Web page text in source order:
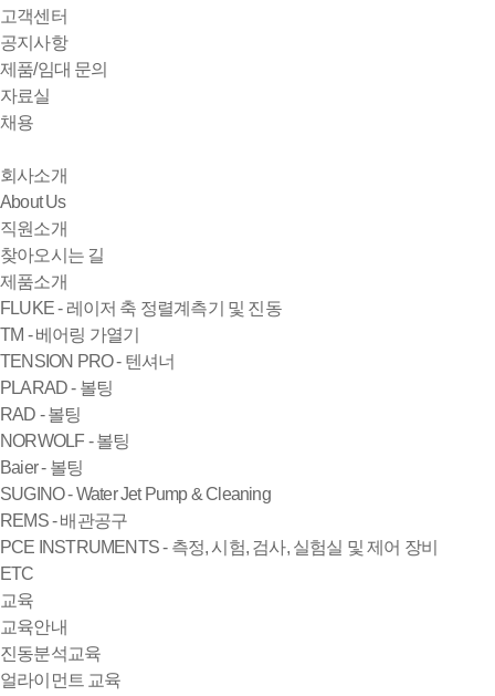
고객센터
공지사항
제품/임대 문의
자료실
채용
회사소개
About Us
직원소개
찾아오시는 길
제품소개
FLUKE - 레이저 축 정렬계측기 및 진동
TM - 베어링 가열기
TENSION PRO - 텐셔너
PLARAD - 볼팅
RAD - 볼팅
NORWOLF - 볼팅
Baier - 볼팅
SUGINO - Water Jet Pump & Cleaning
REMS - 배관공구
PCE INSTRUMENTS - 측정, 시험, 검사, 실험실 및 제어 장비
ETC
교육
교육안내
진동분석교육
얼라이먼트 교육